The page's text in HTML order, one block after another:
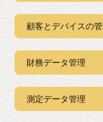
迅速かつ柔軟
一般的な請求シナ
前構成済の料金や
求を迅速にデプロ
商工業（C&I
顧客とデバイスの
請求のサポ
ターデータ
開始／停止、アカ
財務データ管理
財務システ
測定データ管理